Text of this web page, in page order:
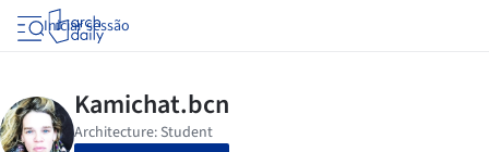
Iniciar sessão